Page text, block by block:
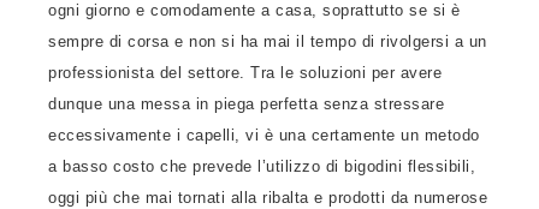
ogni giorno e comodamente a casa, soprattutto se si è
sempre di corsa e non si ha mai il tempo di rivolgersi a un
professionista del settore. Tra le soluzioni per avere
dunque una messa in piega perfetta senza stressare
eccessivamente i capelli, vi è una certamente un metodo
a basso costo che prevede l’utilizzo di bigodini flessibili,
oggi più che mai tornati alla ribalta e prodotti da numerose